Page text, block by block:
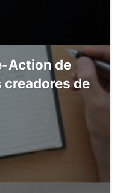
Action de
creadores de